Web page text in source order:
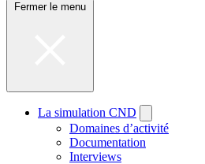
Fermer le menu
La simulation CND
Domaines d’activité
Documentation
Interviews